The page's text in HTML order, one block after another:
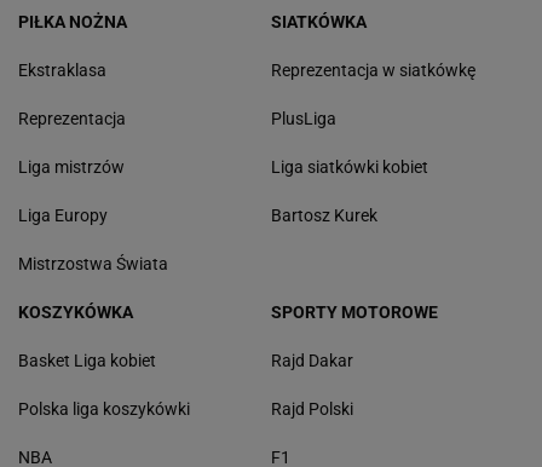
PIŁKA NOŻNA
Ekstraklasa
Reprezentacja
Liga mistrzów
Liga Europy
Mistrzostwa Świata
SIATKÓWKA
Reprezentacja w siatkówkę
PlusLiga
Liga siatkówki kobiet
Bartosz Kurek
KOSZYKÓWKA
Basket Liga kobiet
Polska liga koszykówki
NBA
SPORTY MOTOROWE
Rajd Dakar
Rajd Polski
F1